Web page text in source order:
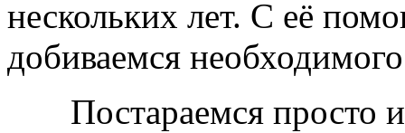
нескольких лет. С её
добиваемся необходимого
Постараемся просто и